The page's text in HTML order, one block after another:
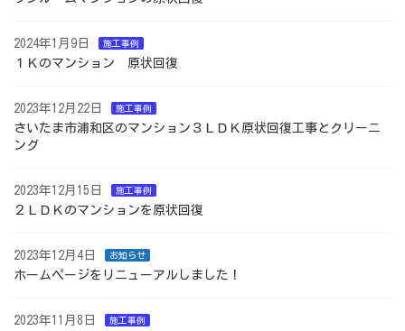
2024年1月9日 施工事例
１Ｋのマンション 原状回復
2023年12月22日 施工事例
さいたま市浦和区のマンション３ＬＤＫ原状回復工事とクリーニ
ング
2023年12月15日 施工事例
２ＬＤＫのマンションを原状回復
2023年12月4日 お知らせ
ホームページをリニューアルしました！
2023年11月8日 施工事例